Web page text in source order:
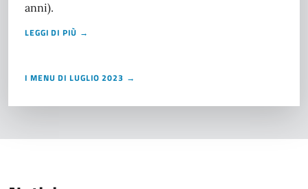
anni).
LEGGI DI PIÙ →
I MENU DI LUGLIO 2023 →